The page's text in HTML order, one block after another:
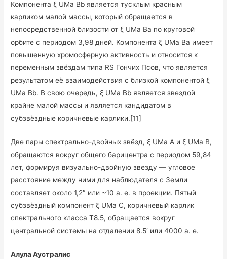
Компонента ξ UMa Bb является тусклым красным
карликом малой массы, который обращается в
непосредственной близости от ξ UMa Ba по круговой
орбите с периодом 3,98 дней. Компонента ξ UMa Ba имеет
повышенную хромосферную активность и относится к
переменным звёздам типа RS Гончих Псов, что является
результатом её взаимодействия с близкой компонентой ξ
UMa Bb. В свою очередь, ξ UMa Bb является звездой
крайне малой массы и является кандидатом в
субзвёздные коричневые карлики.[11]
Две пары спектрально-двойных звёзд, ξ UMa A и ξ UMa B,
обращаются вокруг общего барицентра с периодом 59,84
лет, формируя визуально-двойную звезду — угловое
расстояние между ними для наблюдателя с Земли
составляет около 1,2″ или ~10 а. е. в проекции. Пятый
субзвёздный компонент ξ UMa С, коричневый карлик
спектрального класса T8.5, обращается вокруг
центральной системы на отдалении 8.5′ или 4000 а. е.
Алула Аустралис